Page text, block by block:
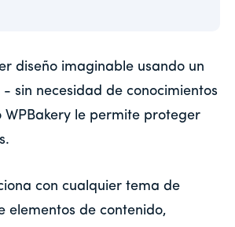
diseño imaginable usando un
sin necesidad de conocimientos
le permite proteger
con cualquier tema de
elementos de contenido,